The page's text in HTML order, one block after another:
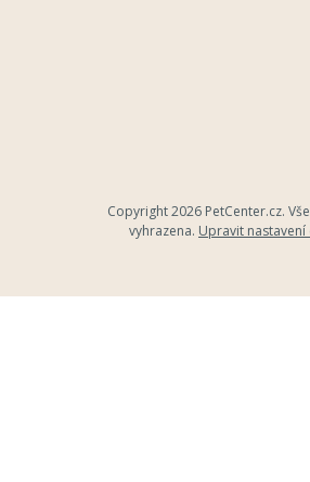
Copyright 2026 PetCenter.cz.
vyhrazena. Upravit nastavení